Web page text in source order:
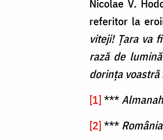
Nicolae V.
referitor la
viteji! Țara va
rază de
dorința
[1] ***
[2] ***